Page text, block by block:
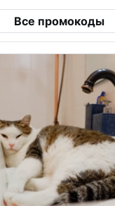
Все промокоды